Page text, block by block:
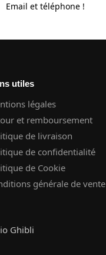
Email et téléphone !
utiles
légales
et remboursement
de livraison
de confidentialité
de Cookie
générale de vente
Ghibli